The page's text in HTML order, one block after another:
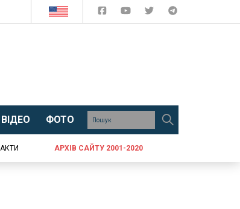
ВІДЕО ФОТО
АРХІВ САЙТУ 2001-2020